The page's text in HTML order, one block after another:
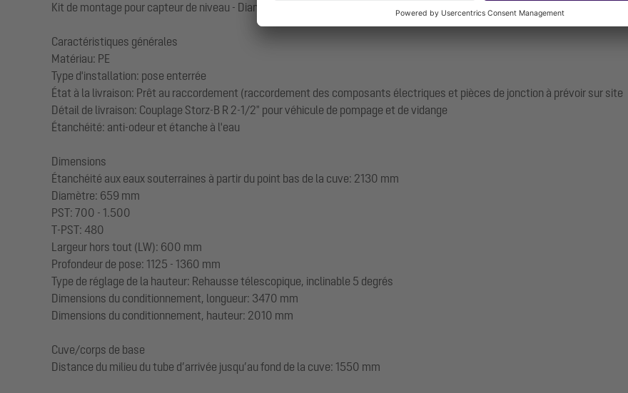
Kit de montage pour capteur de niveau - Diamètre nominal (DN): 50 mm
Caractéristiques générales
Matériau: PE
Type d'installation: pose enterrée
État à la livraison: Prêt au raccordement (raccordement des composants électriques et pièces de jonction à prévoir sur site
Détail de livraison: Couplage Storz-B R 2-1/2" pour véhicule de pompage et de vidange
Étanchéité: anti-odeur et étanche à l'eau
Dimensions
Étanchéité aux eaux souterraines à partir du point bas de la cuve: 2130 mm
Diamètre: 659 mm
PST: 700 - 1.500
T-PST: 480
Largeur hors tout (LW): 600 mm
Profondeur de pose: 1125 - 1360 mm
Type de réglage de la hauteur: Rehausse télescopique, inclinable 5 degrés
Dimensions du conditionnement, longueur: 3470 mm
Dimensions du conditionnement, hauteur: 2010 mm
Cuve/corps de base
Distance du milieu du tube d’arrivée jusqu’au fond de la cuve: 1550 mm